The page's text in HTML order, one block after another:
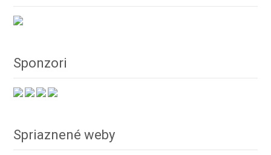
Sponzori
Spriaznené weby